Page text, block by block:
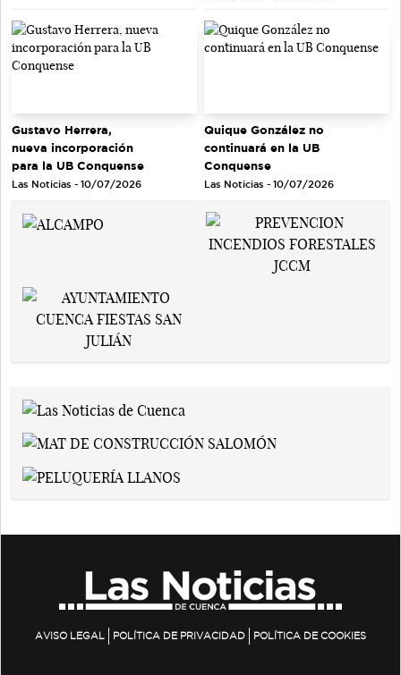
Gustavo Herrera,
nueva incorporación
para la UB Conquense
Las Noticias - 10/07/2026
Quique González no
continuará en la UB
Conquense
Las Noticias - 10/07/2026
AVISO LEGAL POLÍTICA DE PRIVACIDAD POLÍTICA DE COOKIES